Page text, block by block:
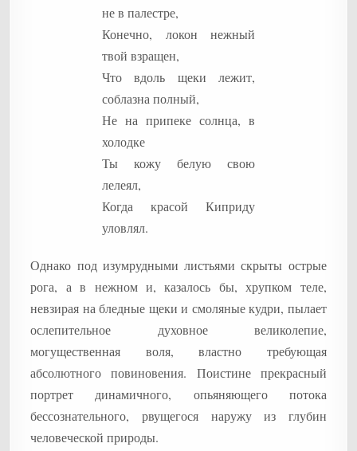
не в палестре,
Конечно, локон нежный
твой взращен,
Что вдоль щеки лежит,
соблазна полный,
Не на припеке солнца, в
холодке
Ты кожу белую свою
лелеял,
Когда красой Киприду
уловлял.
Однако под изумрудными листьями скрыты острые
рога, а в нежном и, казалось бы, хрупком теле,
невзирая на бледные щеки и смоляные кудри, пылает
ослепительное духовное великолепие,
могущественная воля, властно требующая
абсолютного повиновения. Поистине прекрасный
портрет динамичного, опьяняющего потока
бессознательного, рвущегося наружу из глубин
человеческой природы.